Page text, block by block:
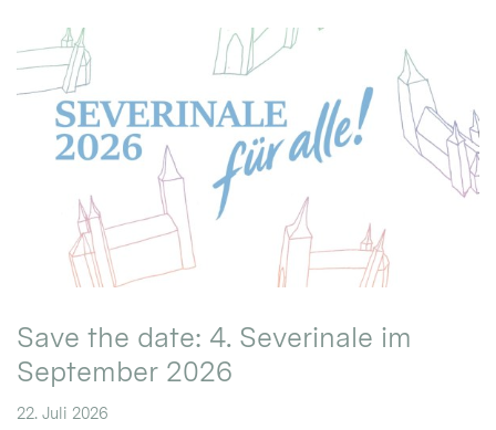
Save the date: 4. Severinale im
September 2026
22. Juli 2026